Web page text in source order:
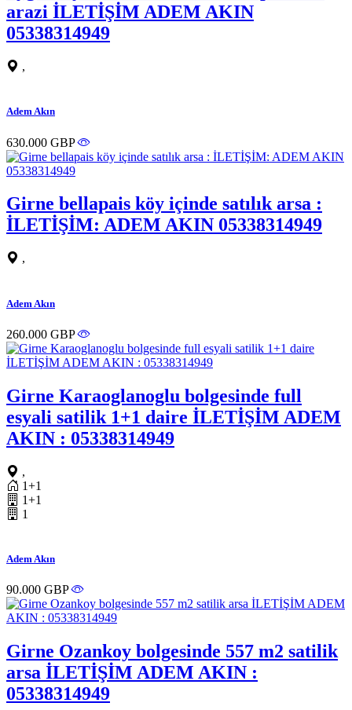
arazi İLETİŞİM ADEM AKIN
05338314949
,
Adem Akın
630.000 GBP
Girne bellapais köy içinde satılık arsa :
İLETİŞİM: ADEM AKIN 05338314949
,
Adem Akın
260.000 GBP
Girne Karaoglanoglu bolgesinde full
esyali satilik 1+1 daire İLETİŞİM ADEM
AKIN : 05338314949
,
1+1
1+1
1
Adem Akın
90.000 GBP
Girne Ozankoy bolgesinde 557 m2 satilik
arsa İLETİŞİM ADEM AKIN :
05338314949